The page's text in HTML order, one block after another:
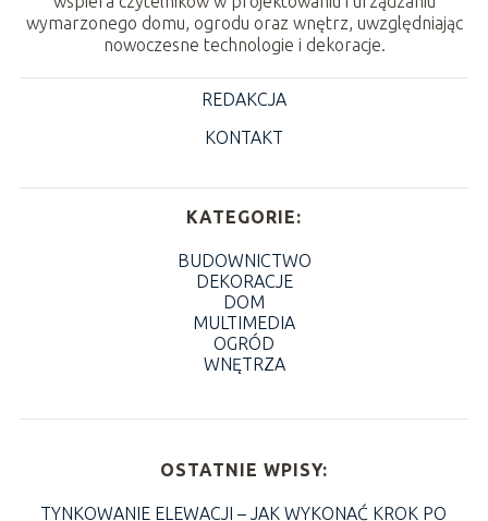
wymarzonego domu, ogrodu oraz wnętrz, uwzględniając
nowoczesne technologie i dekoracje.
REDAKCJA
KONTAKT
KATEGORIE:
BUDOWNICTWO
DEKORACJE
DOM
MULTIMEDIA
OGRÓD
WNĘTRZA
OSTATNIE WPISY:
TYNKOWANIE ELEWACJI – JAK WYKONAĆ KROK PO